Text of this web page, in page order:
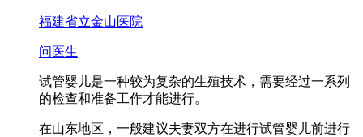
福建省立金山医院
问医生
试管婴儿是一种较为复杂的生殖技术，需要经过一系列
的检查和准备工作才能进行。
在山东地区，一般建议夫妻双方在进行试管婴儿前进行